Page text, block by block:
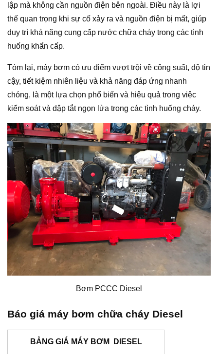
lập mà không cần nguồn điện bên ngoài. Điều này là lợi
thế quan trọng khi sự cố xảy ra và nguồn điện bị mất, giúp
duy trì khả năng cung cấp nước chữa cháy trong các tình
huống khẩn cấp.
Tóm lại, máy bơm có ưu điểm vượt trội về công suất, độ tin
cậy, tiết kiệm nhiên liệu và khả năng đáp ứng nhanh
chóng, là một lựa chọn phổ biến và hiệu quả trong việc
kiểm soát và dập tắt ngọn lửa trong các tình huống cháy.
Bơm PCCC Diesel
Báo giá máy bơm chữa cháy Diesel
BẢNG GIÁ MÁY BƠM DIESEL